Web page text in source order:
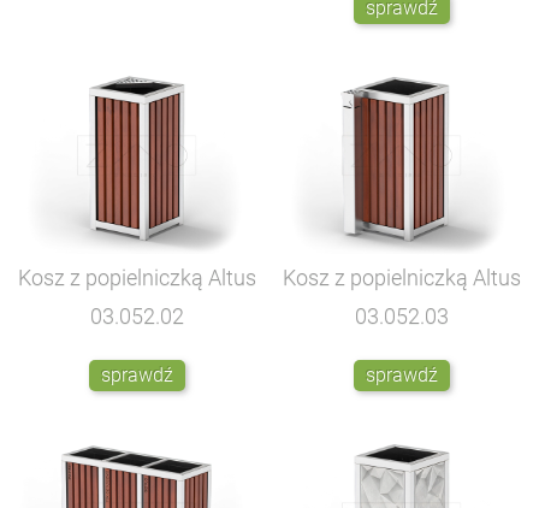
sprawdź
Kosz z popielniczką Altus
03.052.02
sprawdź
Kosz z popielniczką Altus
03.052.03
sprawdź